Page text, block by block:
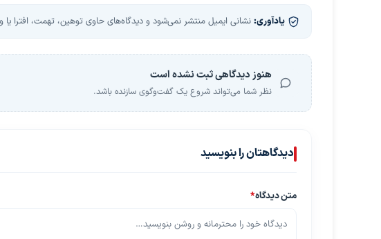
یادآوری: نشانی ایمیل منتشر نمی‌شود و دیدگاه‌های حاوی توهین، تهمت، افترا یا
هنوز دیدگاهی ثبت نشده است
نظر شما می‌تواند شروع یک گفت‌وگوی سازنده باشد.
دیدگاهتان را بنویسید
متن دیدگاه*